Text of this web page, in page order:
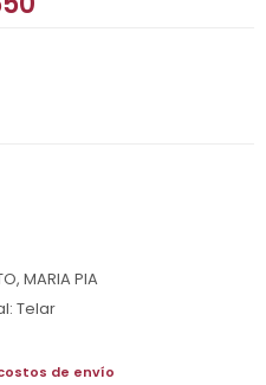
MARIA PIA
Telar
de envío